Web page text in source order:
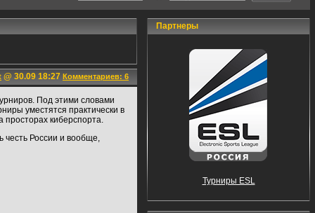
@ 30.09 18:27 Комментариев: 6
Под этими словами
уместятся практически в
киберспорта.
честь России и вообще,
Партнеры
Турниры ESL